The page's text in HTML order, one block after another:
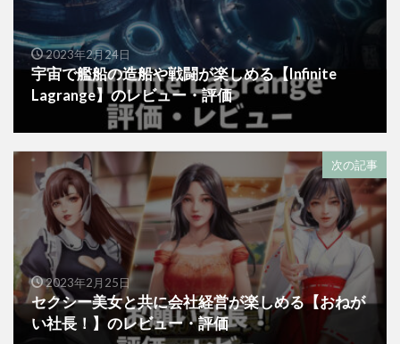
2023年2月24日
宇宙で艦船の造船や戦闘が楽しめる【Infinite
Lagrange】のレビュー・評価
次の記事
2023年2月25日
セクシー美女と共に会社経営が楽しめる【おねが
い社長！】のレビュー・評価